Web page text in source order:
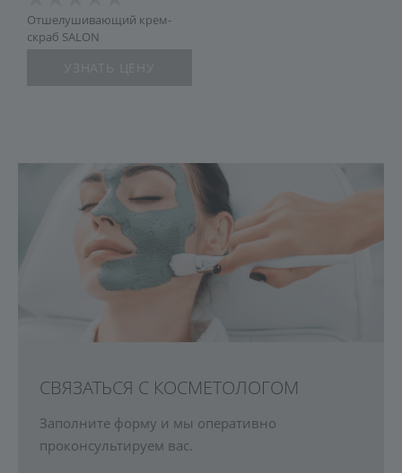
Отшелушивающий крем-
скраб SALON
СВЯЗАТЬСЯ С КОСМЕТОЛОГОМ
Заполните форму и мы оперативно
проконсультируем вас.